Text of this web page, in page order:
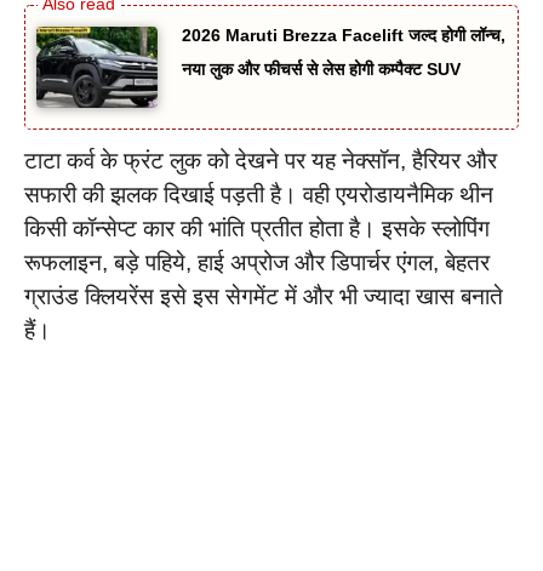
2026 Maruti Brezza Facelift जल्द होगी लॉन्च,
नया लुक और फीचर्स से लेस होगी कम्पैक्ट SUV
टाटा कर्व के फ्रंट लुक को देखने पर यह नेक्सॉन, हैरियर और
सफारी की झलक दिखाई पड़ती है। वही एयरोडायनैमिक थीन
किसी कॉन्सेप्ट कार की भांति प्रतीत होता है। इसके स्लोपिंग
रूफलाइन, बड़े पहिये, हाई अप्रोज और डिपार्चर एंगल, बेहतर
ग्राउंड क्लियरेंस इसे इस सेगमेंट में और भी ज्यादा खास बनाते
हैं।